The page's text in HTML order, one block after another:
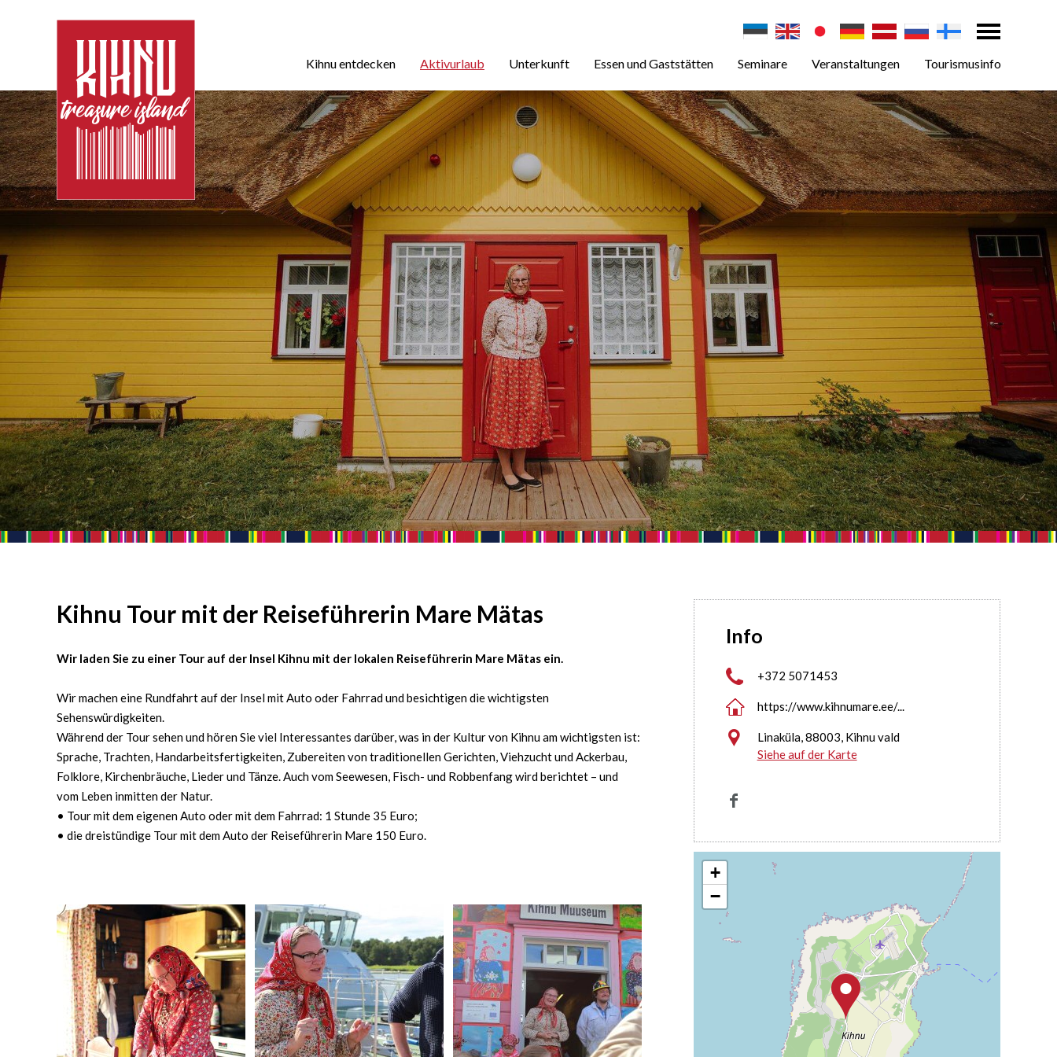
Kihnu entdecken Aktivurlaub Unterkunft Essen und Gaststätten Seminare Veranstaltungen Tourismusinfo
Kihnu Tour mit der Reiseführerin Mare Mätas
Wir laden Sie zu einer Tour auf der Insel Kihnu mit der lokalen Reiseführerin Mare Mätas ein.
Wir machen eine Rundfahrt auf der Insel mit Auto oder Fahrrad und besichtigen die wichtigsten
Sehenswürdigkeiten.
Während der Tour sehen und hören Sie viel Interessantes darüber, was in der Kultur von Kihnu am wichtigsten ist:
Sprache, Trachten, Handarbeitsfertigkeiten, Zubereiten von traditionellen Gerichten, Viehzucht und Ackerbau,
Folklore, Kirchenbräuche, Lieder und Tänze. Auch vom Seewesen, Fisch- und Robbenfang wird berichtet – und
vom Leben inmitten der Natur.
• Tour mit dem eigenen Auto oder mit dem Fahrrad: 1 Stunde 35 Euro;
• die dreistündige Tour mit dem Auto der Reiseführerin Mare 150 Euro.
Info
 +372 5071453
 https://www.kihnumare.ee/...

Linaküla, 88003, Kihnu vald
Siehe auf der Karte

+
−